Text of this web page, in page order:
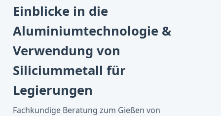
Einblicke in die
Aluminiumtechnologie &
Verwendung von
Siliciummetall für
Legierungen
Fachkundige Beratung zum Gießen von